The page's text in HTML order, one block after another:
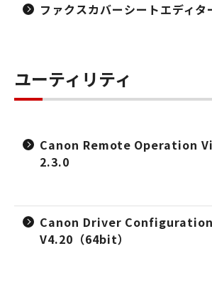
ファクスカバーシートエディ
ユーティリティ
Canon Remote Operation
2.3.0
Canon Driver
V4.20（64bit）